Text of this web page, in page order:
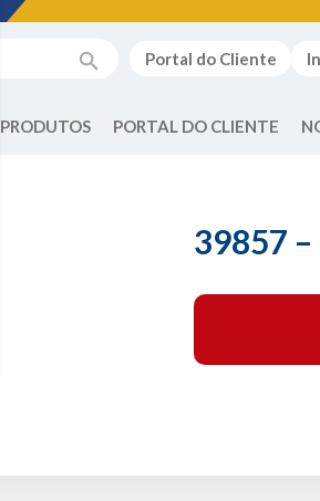
Portal do Cliente
PRODUTOS PORTAL DO CLIENTE
39857 –